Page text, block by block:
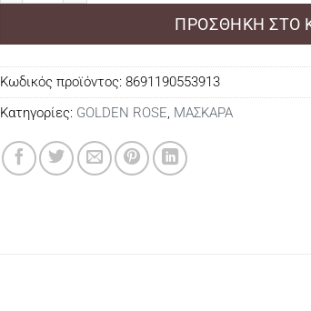
ΠΡΟΣΘΉΚΗ ΣΤΟ
Κωδικός προϊόντος: 8691190553913
Κατηγορίες: GOLDEN ROSE, ΜΑΣΚΑΡΑ